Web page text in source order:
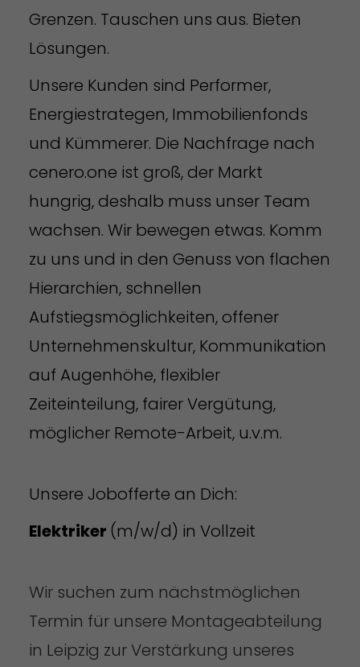
Grenzen. Tauschen uns aus. Bieten
Lösungen.
Unsere Kunden sind Performer,
Energiestrategen, Immobilienfonds
und Kümmerer. Die Nachfrage nach
cenero.one ist groß, der Markt
hungrig, deshalb muss unser Team
wachsen. Wir bewegen etwas. Komm
zu uns und in den Genuss von flachen
Hierarchien, schnellen
Aufstiegsmöglichkeiten, offener
Unternehmenskultur, Kommunikation
auf Augenhöhe, flexibler
Zeiteinteilung, fairer Vergütung,
möglicher Remote-Arbeit, u.v.m.
Unsere Jobofferte an Dich:
Elektriker (m/w/d) in Vollzeit
Wir suchen zum nächstmöglichen
Termin für unsere Montageabteilung
in Leipzig zur Verstärkung unseres